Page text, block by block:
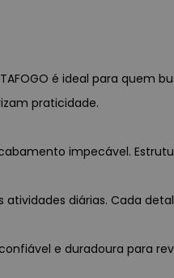
BOTAFOGO é ideal para
praticidade.
impecável.
diárias. Cada
e duradoura para